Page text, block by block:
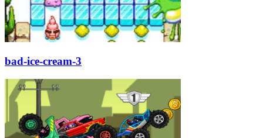
bad-ice-cream-3